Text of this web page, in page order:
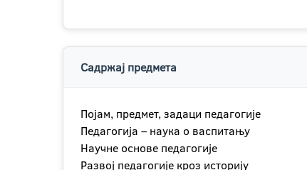
Садржај предмета
Појам, предмет, задаци педагогије
Педагогија – наука о васпитању
Научне основе педагогије
Развој педагогије кроз историју